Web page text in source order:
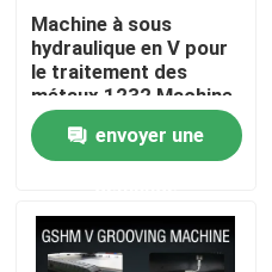
Machine à sous
hydraulique en V pour
le traitement des
métaux 1232 Machine
à rainurer en V de la
commande numérique
par ordinateur
envoyer une